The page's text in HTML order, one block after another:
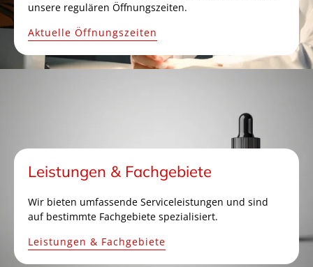
unsere regulären Öffnungszeiten.
Aktuelle Öffnungszeiten
Leistungen & Fachgebiete
Wir bieten umfassende Serviceleistungen und sind
auf bestimmte Fachgebiete spezialisiert.
Leistungen & Fachgebiete